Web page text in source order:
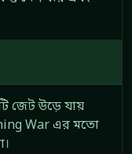
জেট উড়ে যায়
War এর মতো